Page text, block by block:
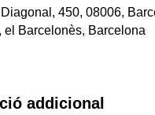
450, 08006,
el Barcelonès, Barcelona
addicional